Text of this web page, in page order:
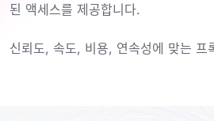
된 액세스를 제공합니다.
신뢰도, 속도, 비용, 연속성에 맞는 프